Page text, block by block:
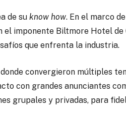
de su know how. En el marco
el imponente Biltmore Hotel
que enfrenta la industria.
convergieron múltiples
con grandes anunciantes
grupales y privadas, para